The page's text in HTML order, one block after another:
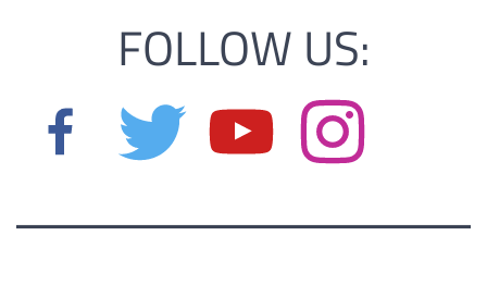
FOLLOW US: